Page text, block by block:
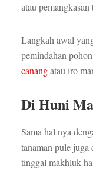
atau
Langkah awal
pemindahan
canangatau iro
Di Huni
Sama hal nya
tanaman pule juga
tinggal makhluk